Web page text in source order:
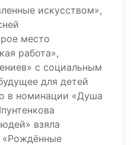
искусством»,
место
работа»,
с социальным
для детей
в номинации «Душа
взяла
«Рождённые